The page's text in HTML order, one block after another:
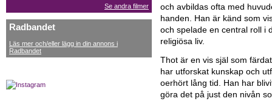
Se andra filmer
Radbandet
Läs mer och/eller lägg in din annons i
Radbandet
och avbildas ofta med
handen. Han är känd som
och spelade en central roll i
religiösa liv.
Thot är en vis själ som
har utforskat kunskap och
oerhört lång tid. Han har
göra det på just den nivån